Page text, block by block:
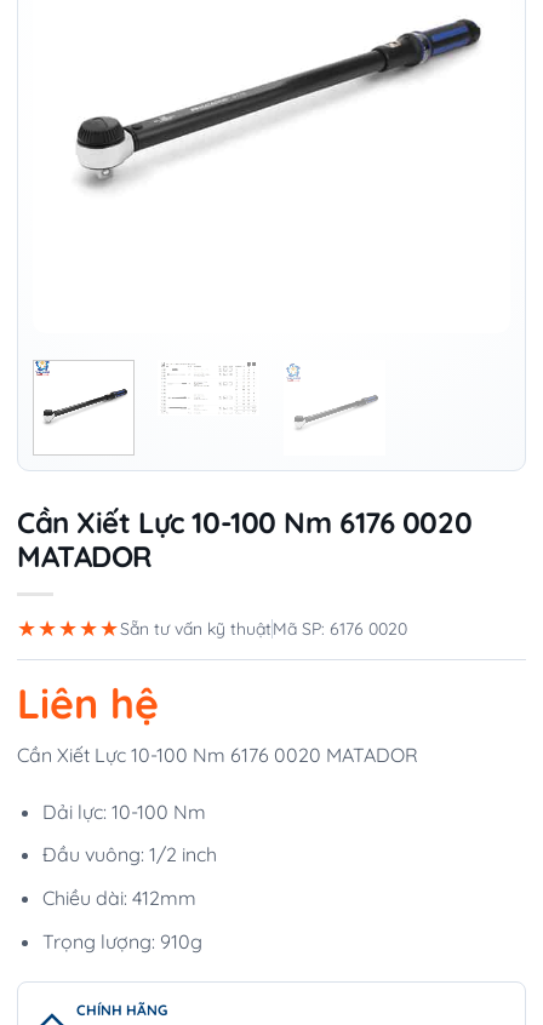
Cần Xiết Lực 10-100 Nm 6176 0020
MATADOR
★★★★★Sẵn tư vấn kỹ thuậtMã SP: 6176 0020
Liên hệ
Cần Xiết Lực 10-100 Nm 6176 0020 MATADOR
Dải lực: 10-100 Nm
Đầu vuông: 1/2 inch
Chiều dài: 412mm
Trọng lượng: 910g
CHÍNH HÃNG